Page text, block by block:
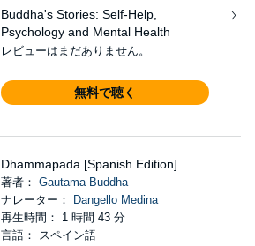
Buddha's Stories: Self-Help,
Psychology and Mental Health
レビューはまだありません。
無料で聴く
Dhammapada [Spanish Edition]
著者： Gautama Buddha
ナレーター：
Dangello Medina
再生時間： 1 時間 43 分
言語： スペイン語